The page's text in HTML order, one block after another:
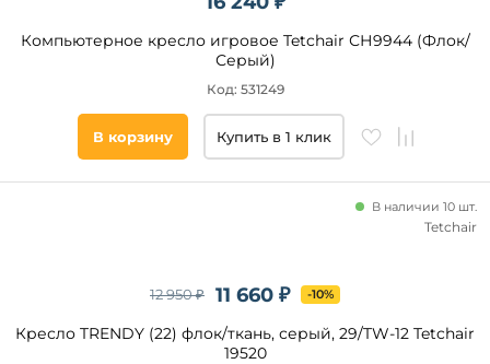
Компьютерное кресло игровое Tetchair СН9944 (Флок/
Серый)
Код: 531249
В корзину Купить в 1 клик
11 660 ₽
12 950 ₽ -10%
Кресло TRENDY (22) флок/ткань, серый, 29/TW-12 Tetchair
19520
В наличии 10 шт.
Tetchair